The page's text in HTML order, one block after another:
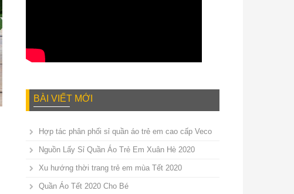
BÀI VIẾT MỚI
Hợp tác phân phối sỉ quần áo trẻ em cao cấp Veco
Nguồn Lấy Sỉ Quần Áo Trẻ Em Xuân Hè 2020
Xu hướng thời trang trẻ em mùa Tết 2020
Quần Áo Tết 2020 Cho Bé